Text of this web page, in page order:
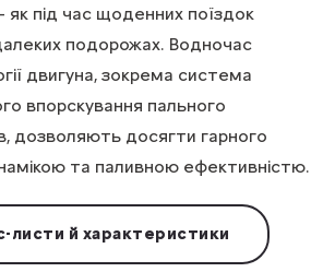
як під час щоденних поїздок
подорожах. Водночас
двигуна, зокрема система
впорскування пального
дозволяють досягти гарного
та паливною ефективністю.
листи й характеристики